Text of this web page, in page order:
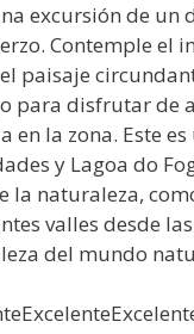
excursión de un
Contemple el
paisaje
para disfrutar de
en la zona. Este
y Lagoa do
la naturaleza,
valles desde
del mundo